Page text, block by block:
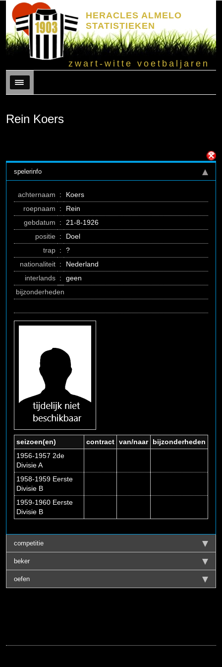
HERACLES ALMELO
STATISTIEKEN
zwart-witte voetbaljaren
Menu
Rein Koers
spelerinfo
achternaam :
Koers
roepnaam
:
Rein
gebdatum
:
21-8-1926
positie :
Doel
trap :
?
nationaliteit :
Nederland
interlands :
geen
bijzonderheden
seizoen(en) contract van/naar
bijzonderheden
1956-1957 2de
Divisie A
1958-1959 Eerste
Divisie B
1959-1960 Eerste
Divisie B
competitie
beker
oefen